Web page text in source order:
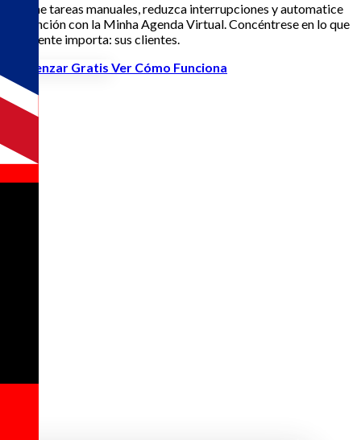
Elimine tareas manuales, reduzca interrupciones y automatice
la atención con la Minha Agenda Virtual. Concéntrese en lo que
realmente importa: sus clientes.
Comenzar Gratis Ver Cómo Funciona